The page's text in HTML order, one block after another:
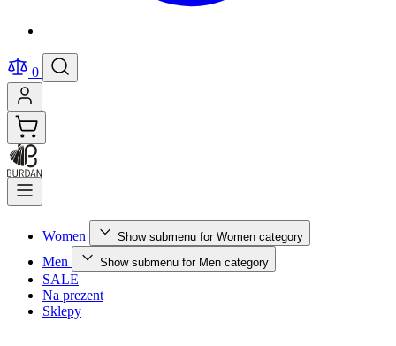
0
Women Show submenu for Women category
Men Show submenu for Men category
SALE
Na prezent
Sklepy